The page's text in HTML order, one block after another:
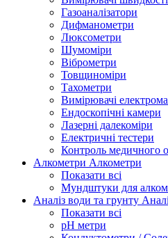
Газоаналізатори
Дифманометри
Люксометри
Шумоміри
Віброметри
Товщиноміри
Тахометри
Вимірювачі
Ендоскопічні камери
Лазерні далекоміри
Електричні тестери
Контроль медичного
Алкометри Алкометри
Показати всі
Мундштуки для
Аналіз води та грунту
Показати всі
рН метри